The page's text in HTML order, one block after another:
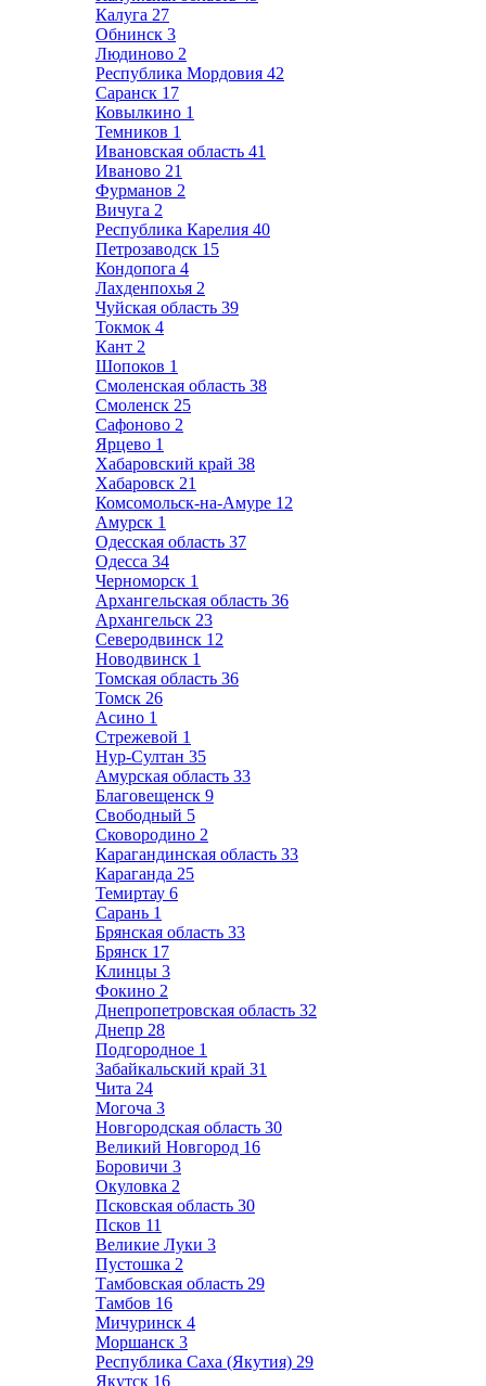
Калуга 27
Обнинск 3
Людиново 2
Республика Мордовия 42
Саранск 17
Ковылкино 1
Темников 1
Ивановская область 41
Иваново 21
Фурманов 2
Вичуга 2
Республика Карелия 40
Петрозаводск 15
Кондопога 4
Лахденпохья 2
Чуйская область 39
Токмок 4
Кант 2
Шопоков 1
Смоленская область 38
Смоленск 25
Сафоново 2
Ярцево 1
Хабаровский край 38
Хабаровск 21
Комсомольск-на-Амуре 12
Амурск 1
Одесская область 37
Одесса 34
Черноморск 1
Архангельская область 36
Архангельск 23
Северодвинск 12
Новодвинск 1
Томская область 36
Томск 26
Асино 1
Стрежевой 1
Нур-Султан 35
Амурская область 33
Благовещенск 9
Свободный 5
Сковородино 2
Карагандинская область 33
Караганда 25
Темиртау 6
Сарань 1
Брянская область 33
Брянск 17
Клинцы 3
Фокино 2
Днепропетровская область 32
Днепр 28
Подгородное 1
Забайкальский край 31
Чита 24
Могоча 3
Новгородская область 30
Великий Новгород 16
Боровичи 3
Окуловка 2
Псковская область 30
Псков 11
Великие Луки 3
Пустошка 2
Тамбовская область 29
Тамбов 16
Мичуринск 4
Моршанск 3
Республика Саха (Якутия) 29
Якутск 16